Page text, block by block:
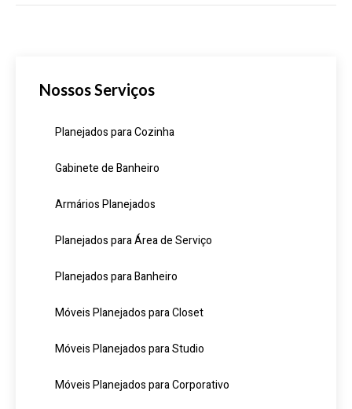
Nossos Serviços
Planejados para Cozinha
Gabinete de Banheiro
Armários Planejados
Planejados para Área de Serviço
Planejados para Banheiro
Móveis Planejados para Closet
Móveis Planejados para Studio
Móveis Planejados para Corporativo